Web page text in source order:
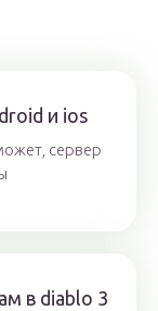
и ios
сервер
в diablo 3